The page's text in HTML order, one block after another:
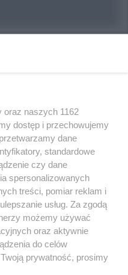
korzystania z portali
Skontakuj sięz nami
Kontakt
Wydawca
Redakcja
oraz naszych 1162
dostęp i przechowujemy
dane
standardowe
czy dane
spersonalizowanych
treści, pomiar reklam i
usług. Za zgodą
możemy używać
oraz aktywnie
do celów
prywatność, prosimy